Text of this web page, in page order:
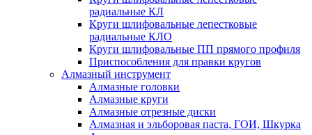
радиальные КЛ
Круги шлифовальные лепестковые
радиальные КЛО
Круги шлифовальные ПП прямого профиля
Приспособления для правки кругов
Алмазный инструмент
Алмазные головки
Алмазные круги
Алмазные отрезные диски
Алмазная и эльборовая паста, ГОИ, Шкурка